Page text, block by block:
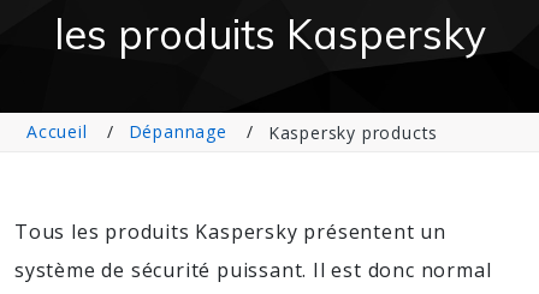
les produits Kaspersky
Accueil Dépannage Kaspersky products
Tous les produits Kaspersky présentent un
système de sécurité puissant. Il est donc normal